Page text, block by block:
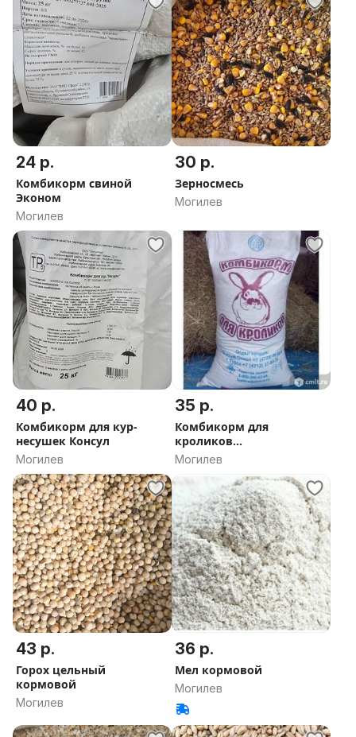
24 р.
Комбикорм свиной
Эконом
Могилев
30 р.
Зерносмесь
Могилев
40 р.
Комбикорм для кур-
несушек Консул
Могилев
35 р.
Комбикорм для
кроликов
полнорационный
Могилев
43 р.
Горох цельный
кормовой
Могилев
36 р.
Мел кормовой
Могилев